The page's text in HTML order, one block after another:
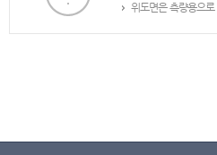
위도면은 측량용으